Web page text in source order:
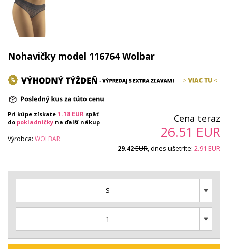
Nohavičky model 116764 Wolbar
Pri kúpe získate 1.18 EUR späť
do pokladničky na ďalší nákup
Výrobca: WOLBAR
Cena teraz
26.51 EUR
29.42EUR, dnes ušetríte: 2.91 EUR
S
1